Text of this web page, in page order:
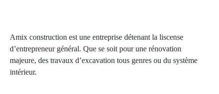
Amix construction est une entreprise détenant la liscense
d’entrepreneur général. Que se soit pour une rénovation
majeure, des travaux d’excavation tous genres ou du système
intérieur.